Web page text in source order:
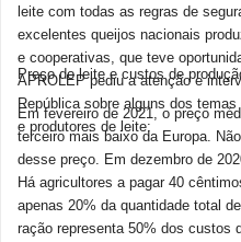
leite com todas as regras de
excelentes queijos nacionais
e cooperativas, que teve
APROLEP pediu a atenção e
República sobre alguns dos
e produtores de leite:
Preço do leite e custos de
Em fevereiro de 2021, o preço
terceiro mais baixo da Europa.
desse preço. Em dezembro de
Há agricultores a pagar 40
apenas 20% da quantidade total
ração representa 50% dos custos